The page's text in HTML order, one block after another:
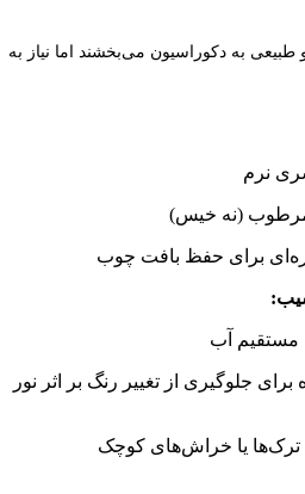
به دکوراسیون می‌بخشند اما نیاز به
نرم
(نه خیس)
برای حفظ بافت چوب
مستقیم آب
برای جلوگیری از تغییر رنگ بر اثر نور
ترک‌ها یا خراش‌های کوچک